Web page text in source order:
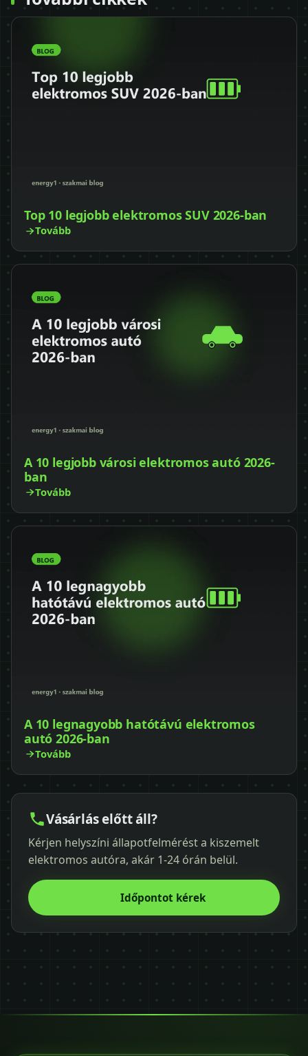
Top 10 legjobb elektromos SUV 2026-ban
Tovább
A 10 legjobb városi elektromos autó 2026-
ban
Tovább
A 10 legnagyobb hatótávú elektromos
autó 2026-ban
Tovább
Vásárlás előtt áll?
Kérjen helyszíni állapotfelmérést a kiszemelt
elektromos autóra, akár 1-24 órán belül.
Időpontot kérek